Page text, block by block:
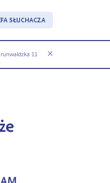
SŁUCHACZA
11